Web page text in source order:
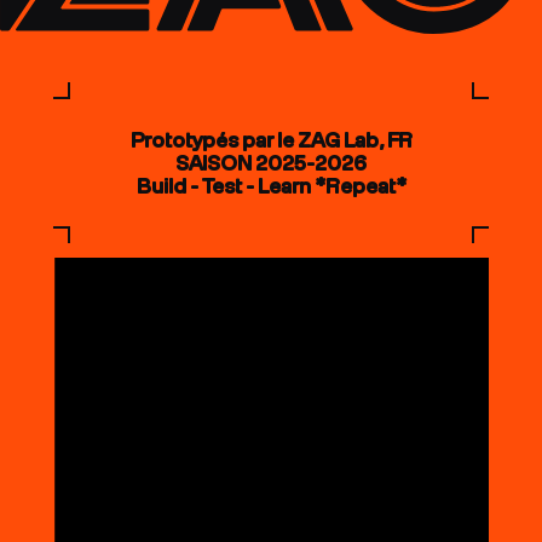
Prototypés par le ZAG Lab, FR
SAISON 2025-2026
Build - Test - Learn *Repeat*